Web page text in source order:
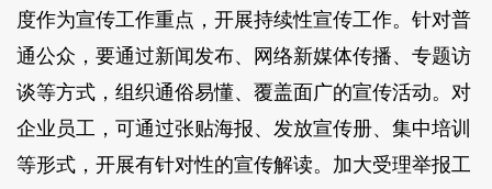
度作为宣传工作重点，开展持续性宣传工作。针对普
通公众，要通过新闻发布、网络新媒体传播、专题访
谈等方式，组织通俗易懂、覆盖面广的宣传活动。对
企业员工，可通过张贴海报、发放宣传册、集中培训
等形式，开展有针对性的宣传解读。加大受理举报工